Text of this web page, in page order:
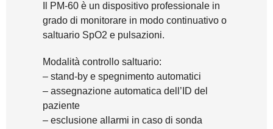
Il PM-60 è un dispositivo professionale in
grado di monitorare in modo continuativo o
saltuario SpO2 e pulsazioni.
Modalità controllo saltuario:
– stand-by e spegnimento automatici
– assegnazione automatica dell’ID del
paziente
– esclusione allarmi in caso di sonda